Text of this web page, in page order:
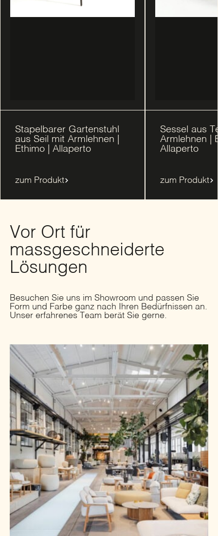
Stapelbarer Gartenstuhl
aus Seil mit Armlehnen |
Ethimo | Allaperto
zum Produkt
Sessel aus
Armlehnen |
Allaperto
zum Produkt
Vor Ort für
massgeschneiderte
Lösungen
Besuchen Sie uns im Showroom und passen Sie
Form und Farbe ganz nach Ihren Bedürfnissen an.
Unser erfahrenes Team berät Sie gerne.